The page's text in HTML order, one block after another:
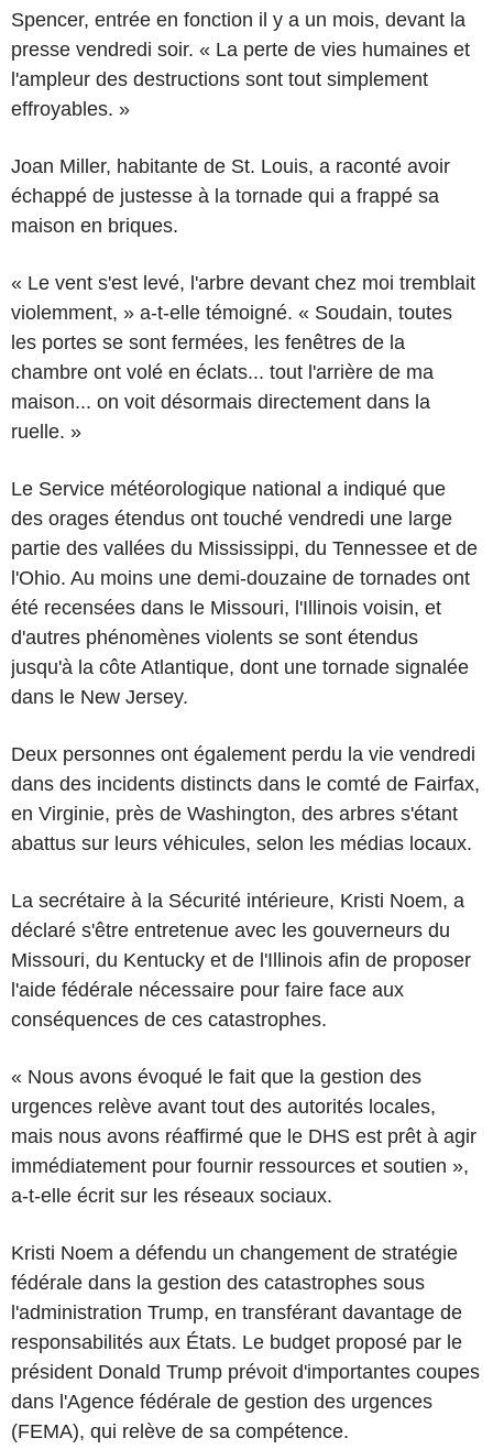
Spencer, entrée en fonction il y a un mois, devant la
presse vendredi soir. « La perte de vies humaines et
l'ampleur des destructions sont tout simplement
effroyables. »
Joan Miller, habitante de St. Louis, a raconté avoir
échappé de justesse à la tornade qui a frappé sa
maison en briques.
« Le vent s'est levé, l'arbre devant chez moi tremblait
violemment, » a-t-elle témoigné. « Soudain, toutes
les portes se sont fermées, les fenêtres de la
chambre ont volé en éclats... tout l'arrière de ma
maison... on voit désormais directement dans la
ruelle. »
Le Service météorologique national a indiqué que
des orages étendus ont touché vendredi une large
partie des vallées du Mississippi, du Tennessee et de
l'Ohio. Au moins une demi-douzaine de tornades ont
été recensées dans le Missouri, l'Illinois voisin, et
d'autres phénomènes violents se sont étendus
jusqu'à la côte Atlantique, dont une tornade signalée
dans le New Jersey.
Deux personnes ont également perdu la vie vendredi
dans des incidents distincts dans le comté de Fairfax,
en Virginie, près de Washington, des arbres s'étant
abattus sur leurs véhicules, selon les médias locaux.
La secrétaire à la Sécurité intérieure, Kristi Noem, a
déclaré s'être entretenue avec les gouverneurs du
Missouri, du Kentucky et de l'Illinois afin de proposer
l'aide fédérale nécessaire pour faire face aux
conséquences de ces catastrophes.
« Nous avons évoqué le fait que la gestion des
urgences relève avant tout des autorités locales,
mais nous avons réaffirmé que le DHS est prêt à agir
immédiatement pour fournir ressources et soutien »,
a-t-elle écrit sur les réseaux sociaux.
Kristi Noem a défendu un changement de stratégie
fédérale dans la gestion des catastrophes sous
l'administration Trump, en transférant davantage de
responsabilités aux États. Le budget proposé par le
président Donald Trump prévoit d'importantes coupes
dans l'Agence fédérale de gestion des urgences
(FEMA), qui relève de sa compétence.